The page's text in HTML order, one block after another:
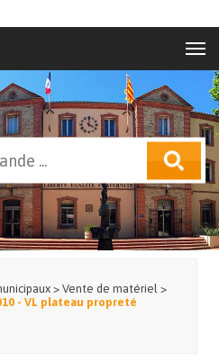
> Vente de matériel >
- VL plateau propreté